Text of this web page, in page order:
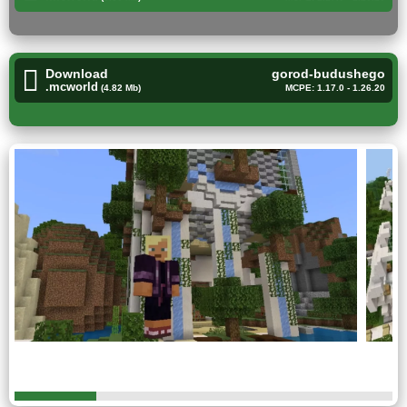
и заброшенных государственных учреждениях.
Кроме того, все это поражает воображение и вызывает
множество неотвратимых вопросов.
Зомбиполис
Эта карта на разрушенный город в Minecraft PE —
настоящее открытие для любителей ярких и необычных
игровых миров.
Здесь собраны уникальные элементы декора и
оформления, которые создают атмосферу
Download
.mcworld (4.82 Mb)
gorod-budushego
MCPE: 1.17.0 - 1.26.20